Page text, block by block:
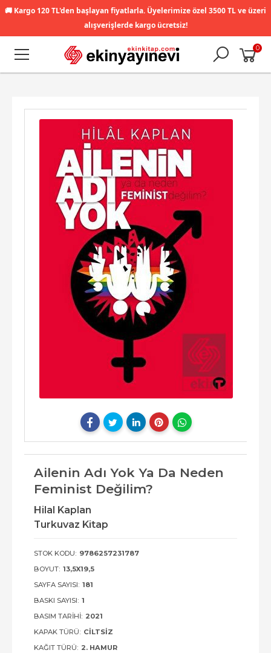
🚚 Kargo 120 TL'den başlayan fiyatlarla. Üyelerimize özel 3500 TL ve üzeri
alışverişlerde kargo ücretsiz!
0
Ailenin Adı Yok Ya Da Neden
Feminist Değilim?
Hilal Kaplan
Turkuvaz Kitap
STOK KODU: 9786257231787
BOYUT: 13,5X19,5
SAYFA SAYISI: 181
BASKI SAYISI: 1
BASIM TARIHI: 2021
KAPAK TÜRÜ: CILTSIZ
KAĞIT TÜRÜ: 2. HAMUR